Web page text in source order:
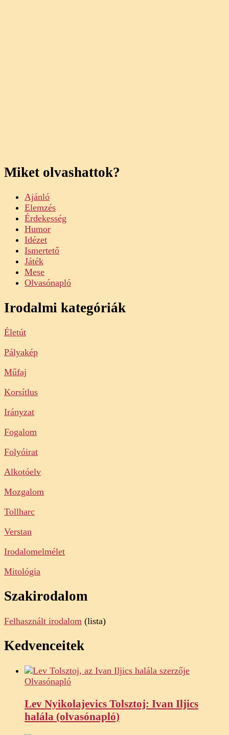
Miket olvashattok?
Ajánló
Elemzés
Érdekesség
Humor
Idézet
Ismertető
Játék
Mese
Olvasónapló
Irodalmi kategóriák
Életút
Pályakép
Műfaj
Korsítlus
Irányzat
Fogalom
Folyóirat
Alkotóelv
Mozgalom
Tollharc
Verstan
Irodalomelmélet
Mitológia
Szakirodalom
Felhasznált irodalom (lista)
Kedvenceitek
Olvasónapló
Lev Nyikolajevics Tolsztoj: Ivan Iljics
halála (olvasónapló)